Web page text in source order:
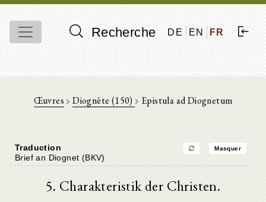
Recherche DE EN FR
Œuvres Diognète (150) Epistula ad Diognetum
Traduction Masquer
Brief an Diognet (BKV)
5. Charakteristik der Christen.